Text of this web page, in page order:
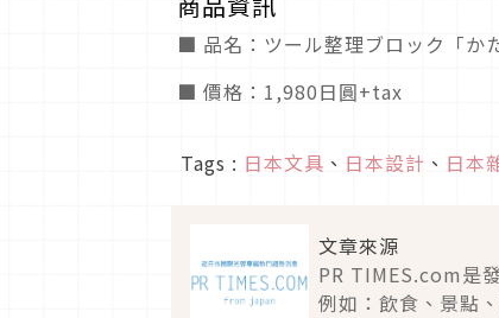
■ 品名：ツール整理ブロック「か
■ 價格：1,980日圓+tax
Tags : 日本文具 、 日本設計 、 日本
文章來源
PR TIMES.com是
例如：飲食、景點